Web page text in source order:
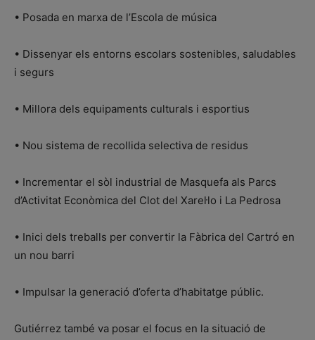
• Posada en marxa de l’Escola de música
• Dissenyar els entorns escolars sostenibles, saludables
i segurs
• Millora dels equipaments culturals i esportius
• Nou sistema de recollida selectiva de residus
• Incrementar el sòl industrial de Masquefa als Parcs
d’Activitat Econòmica del Clot del Xarel·lo i La Pedrosa
• Inici dels treballs per convertir la Fàbrica del Cartró en
un nou barri
• Impulsar la generació d’oferta d’habitatge públic.
Gutiérrez també va posar el focus en la situació de